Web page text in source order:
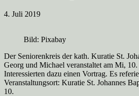
4. Juli 2019
Bild: Pixabay
Der Seniorenkreis der kath. Kuratie St.
Georg und Michael veranstaltet am Mi,
Interessierten dazu einen Vortrag. Es
Veranstaltungsort: Kuratie St. Johannes
10.